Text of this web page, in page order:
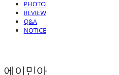
PHOTO
REVIEW
Q&A
NOTICE
에이민아